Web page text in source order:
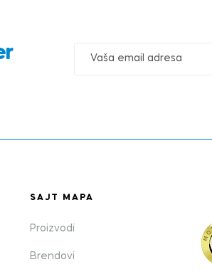
SAJT MAPA
Proizvodi
Brendovi